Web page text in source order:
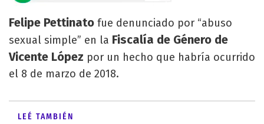
Felipe Pettinato fue denunciado por “abuso
sexual simple” en la Fiscalía de Género de
Vicente López por un hecho que habría ocurrido
el 8 de marzo de 2018.
LEÉ TAMBIÉN